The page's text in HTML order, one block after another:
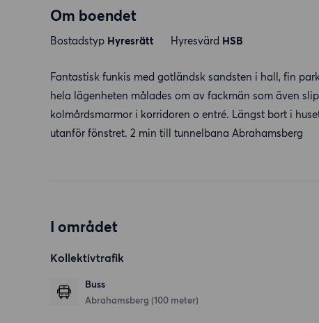
Om boendet
Bostadstyp Hyresrätt Hyresvärd HSB
Fantastisk funkis med gotländsk sandsten i hall, fin
hela lägenheten målades om av fackmän som även
kolmårdsmarmor i korridoren o entré. Längst bort i
utanför fönstret. 2 min till tunnelbana Abrahamsberg
I området
Kollektivtrafik
Buss
Abrahamsberg (100 meter)